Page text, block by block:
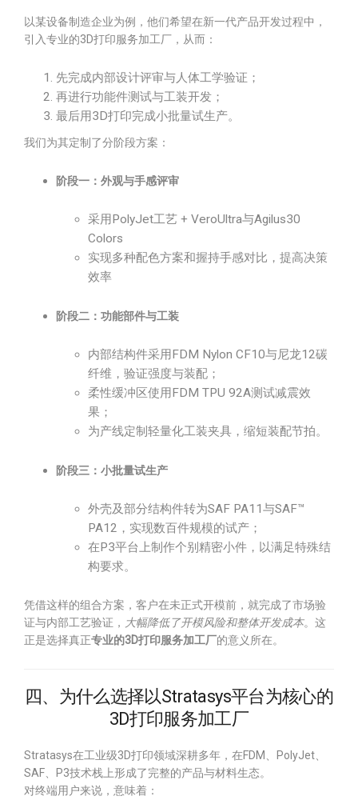
以某设备制造企业为例，他们希望在新一代产品开发过程中，
引入专业的3D打印服务加工厂，从而：
先完成内部设计评审与人体工学验证；
再进行功能件测试与工装开发；
最后用3D打印完成小批量试生产。
我们为其定制了分阶段方案：
阶段一：外观与手感评审
采用PolyJet工艺 + VeroUltra与Agilus30
Colors
实现多种配色方案和握持手感对比，提高决策
效率
阶段二：功能部件与工装
内部结构件采用FDM Nylon CF10与尼龙12碳
纤维，验证强度与装配；
柔性缓冲区使用FDM TPU 92A测试减震效
果；
为产线定制轻量化工装夹具，缩短装配节拍。
阶段三：小批量试生产
外壳及部分结构件转为SAF PA11与SAF™
PA12，实现数百件规模的试产；
在P3平台上制作个别精密小件，以满足特殊结
构要求。
凭借这样的组合方案，客户在未正式开模前，就完成了市场验
证与内部工艺验证， 大幅降低了开模风险和整体开发成本。这
正是选择真正专业的3D打印服务加工厂的意义所在。
四、为什么选择以Stratasys平台为核心的
3D打印服务加工厂
Stratasys在工业级3D打印领域深耕多年，在FDM、PolyJet、
SAF、P3技术栈上形成了完整的产品与材料生态。
对终端用户来说，意味着：